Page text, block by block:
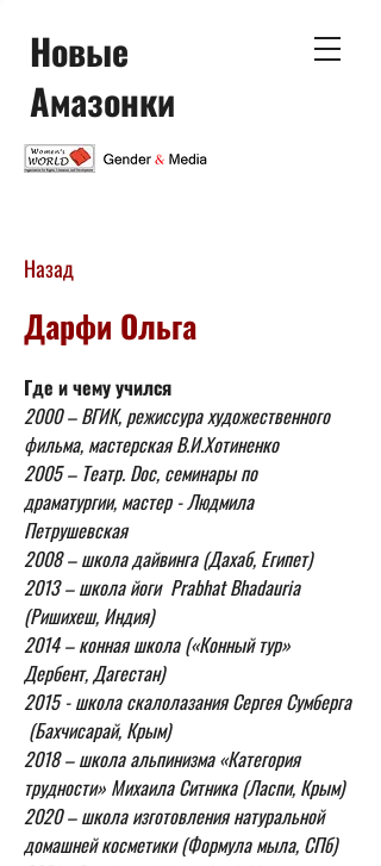
Новые
Амазонки
Назад
Дарфи Ольга
Где и чему учился
2000 – ВГИК, режиссура художественного
фильма, мастерская В.И.Хотиненко
2005 – Театр. Doc, семинары по
драматургии, мастер - Людмила
Петрушевская
2008 – школа дайвинга (Дахаб, Египет)
2013 – школа йоги  Prabhat Bhadauria
(Ришихеш, Индия)
2014 – конная школа («Конный тур»
Дербент, Дагестан)
2015 - школа скалолазания Сергея Сумберга
(Бахчисарай, Крым)
2018 – школа альпинизма «Категория
трудности» Михаила Ситника (Ласпи, Крым)
2020 – школа изготовления натуральной
домашней косметики (Формула мыла, СПб)